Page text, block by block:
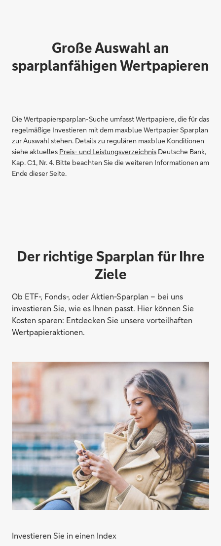
Große Auswahl an
sparplanfähigen Wertpapieren
Die Wertpapiersparplan-Suche umfasst Wertpapiere, die für das
regelmäßige Investieren mit dem maxblue Wertpapier Sparplan
zur Auswahl stehen. Details zu regulären maxblue Konditionen
siehe aktuelles Preis- und Leistungsverzeichnis Deutsche Bank,
Kap. C1, Nr. 4. Bitte beachten Sie die weiteren Informationen am
Ende dieser Seite.
Der richtige Sparplan für Ihre
Ziele
Ob ETF-, Fonds-, oder Aktien-Sparplan – bei uns
investieren Sie, wie es Ihnen passt. Hier können Sie
Kosten sparen: Entdecken Sie unsere vorteilhaften
Wertpapieraktionen.
Investieren Sie in einen Index